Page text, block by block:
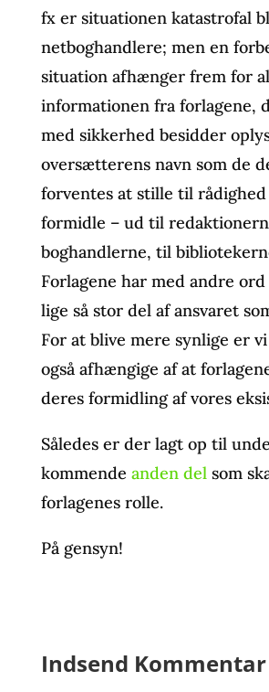
fx er situationen katastrofal
netboghandlere; men en
situation afhænger frem for
informationen fra forlagene,
med sikkerhed besidder
oversætterens navn som de
forventes at stille til
formidle – ud til
boghandlerne, til
Forlagene har med andre
lige så stor del af ansvaret
For at blive mere synlige er
også afhængige af at
deres formidling af vores
Således er der lagt op til
kommende anden delsom
forlagenes rolle.
På gensyn!
Indsend Kommentar